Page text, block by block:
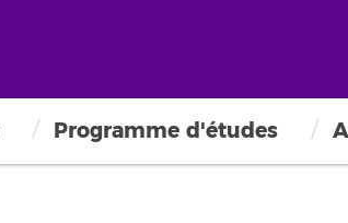
Programme d'études